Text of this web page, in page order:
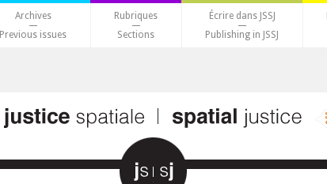
Archives
Previous issues
Rubriques
Sections
Écrire dans JSSJ
Publishing in JSSJ